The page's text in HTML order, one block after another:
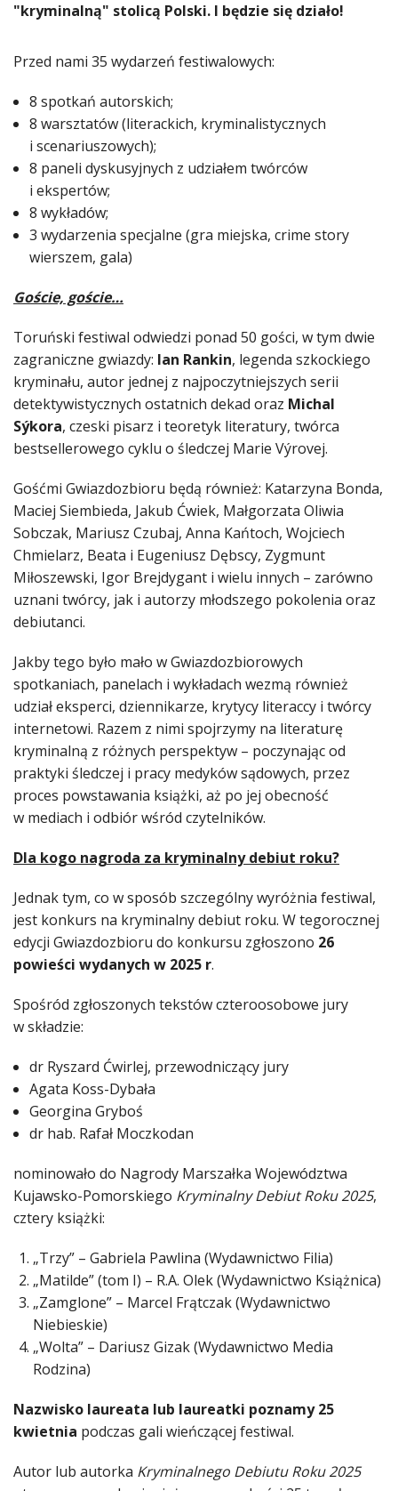
"kryminalną" stolicą Polski. I będzie się działo!
Przed nami 35 wydarzeń festiwalowych:
8 spotkań autorskich;
8 warsztatów (literackich, kryminalistycznych
i scenariuszowych);
8 paneli dyskusyjnych z udziałem twórców
i ekspertów;
8 wykładów;
3 wydarzenia specjalne (gra miejska, crime story
wierszem, gala)
Goście, goście…
Toruński festiwal odwiedzi ponad 50 gości, w tym dwie
zagraniczne gwiazdy: Ian Rankin, legenda szkockiego
kryminału, autor jednej z najpoczytniejszych serii
detektywistycznych ostatnich dekad oraz Michal
Sýkora, czeski pisarz i teoretyk literatury, twórca
bestsellerowego cyklu o śledczej Marie Výrovej.
Gośćmi Gwiazdozbioru będą również: Katarzyna Bonda,
Maciej Siembieda, Jakub Ćwiek, Małgorzata Oliwia
Sobczak, Mariusz Czubaj, Anna Kańtoch, Wojciech
Chmielarz, Beata i Eugeniusz Dębscy, Zygmunt
Miłoszewski, Igor Brejdygant i wielu innych – zarówno
uznani twórcy, jak i autorzy młodszego pokolenia oraz
debiutanci.
Jakby tego było mało w Gwiazdozbiorowych
spotkaniach, panelach i wykładach wezmą również
udział eksperci, dziennikarze, krytycy literaccy i twórcy
internetowi. Razem z nimi spojrzymy na literaturę
kryminalną z różnych perspektyw – poczynając od
praktyki śledczej i pracy medyków sądowych, przez
proces powstawania książki, aż po jej obecność
w mediach i odbiór wśród czytelników.
Dla kogo nagroda za kryminalny debiut roku?
Jednak tym, co w sposób szczególny wyróżnia festiwal,
jest konkurs na kryminalny debiut roku. W tegorocznej
edycji Gwiazdozbioru do konkursu zgłoszono 26
powieści wydanych w 2025 r.
Spośród zgłoszonych tekstów czteroosobowe jury
w składzie:
dr Ryszard Ćwirlej, przewodniczący jury
Agata Koss-Dybała
Georgina Gryboś
dr hab. Rafał Moczkodan
nominowało do Nagrody Marszałka Województwa
Kujawsko-Pomorskiego Kryminalny Debiut Roku 2025,
cztery książki:
„Trzy” – Gabriela Pawlina (Wydawnictwo Filia)
„Matilde” (tom I) – R.A. Olek (Wydawnictwo Książnica)
„Zamglone” – Marcel Frątczak (Wydawnictwo
Niebieskie)
„Wolta” – Dariusz Gizak (Wydawnictwo Media
Rodzina)
Nazwisko laureata lub laureatki poznamy 25
kwietnia podczas gali wieńczącej festiwal.
Autor lub autorka Kryminalnego Debiutu Roku 2025